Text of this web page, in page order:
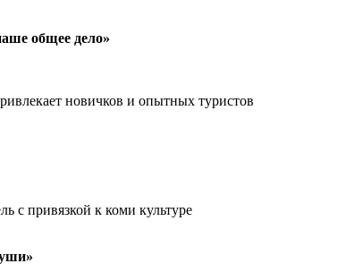
общее дело»
новичков и опытных туристов
с привязкой к коми культуре